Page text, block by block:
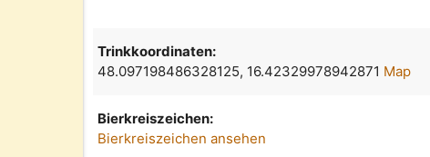
Trinkkoordinaten:
48.097198486328125, 16.42329978942871 Map
Bierkreiszeichen:
Bierkreiszeichen ansehen